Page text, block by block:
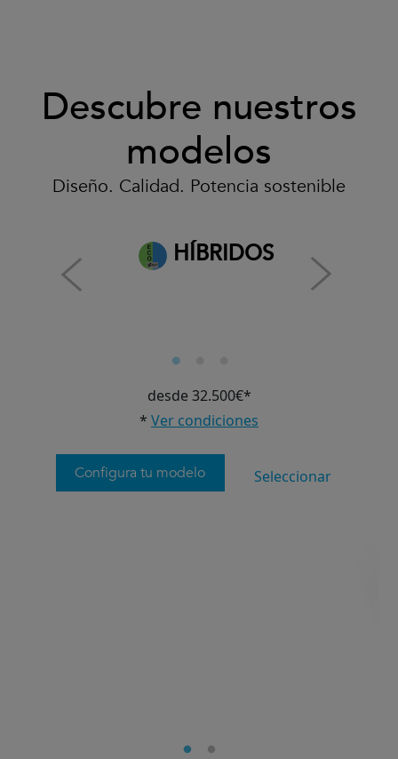
Descubre nuestros
modelos
Diseño. Calidad. Potencia sostenible
HÍBRIDOS
desde 32.500€*
* Ver condiciones
Configura tu modelo Seleccionar